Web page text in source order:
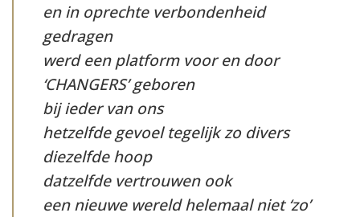
en in oprechte verbondenheid
gedragen
werd een platform voor en door
‘CHANGERS’ geboren
bij ieder van ons
hetzelfde gevoel tegelijk zo divers
diezelfde hoop
datzelfde vertrouwen ook
een nieuwe wereld helemaal niet ‘zo’